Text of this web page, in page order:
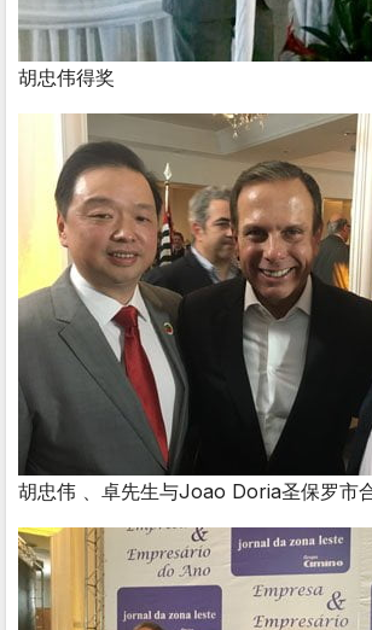
胡忠伟得奖
胡忠伟 、卓先生与Joao Doria圣保罗市